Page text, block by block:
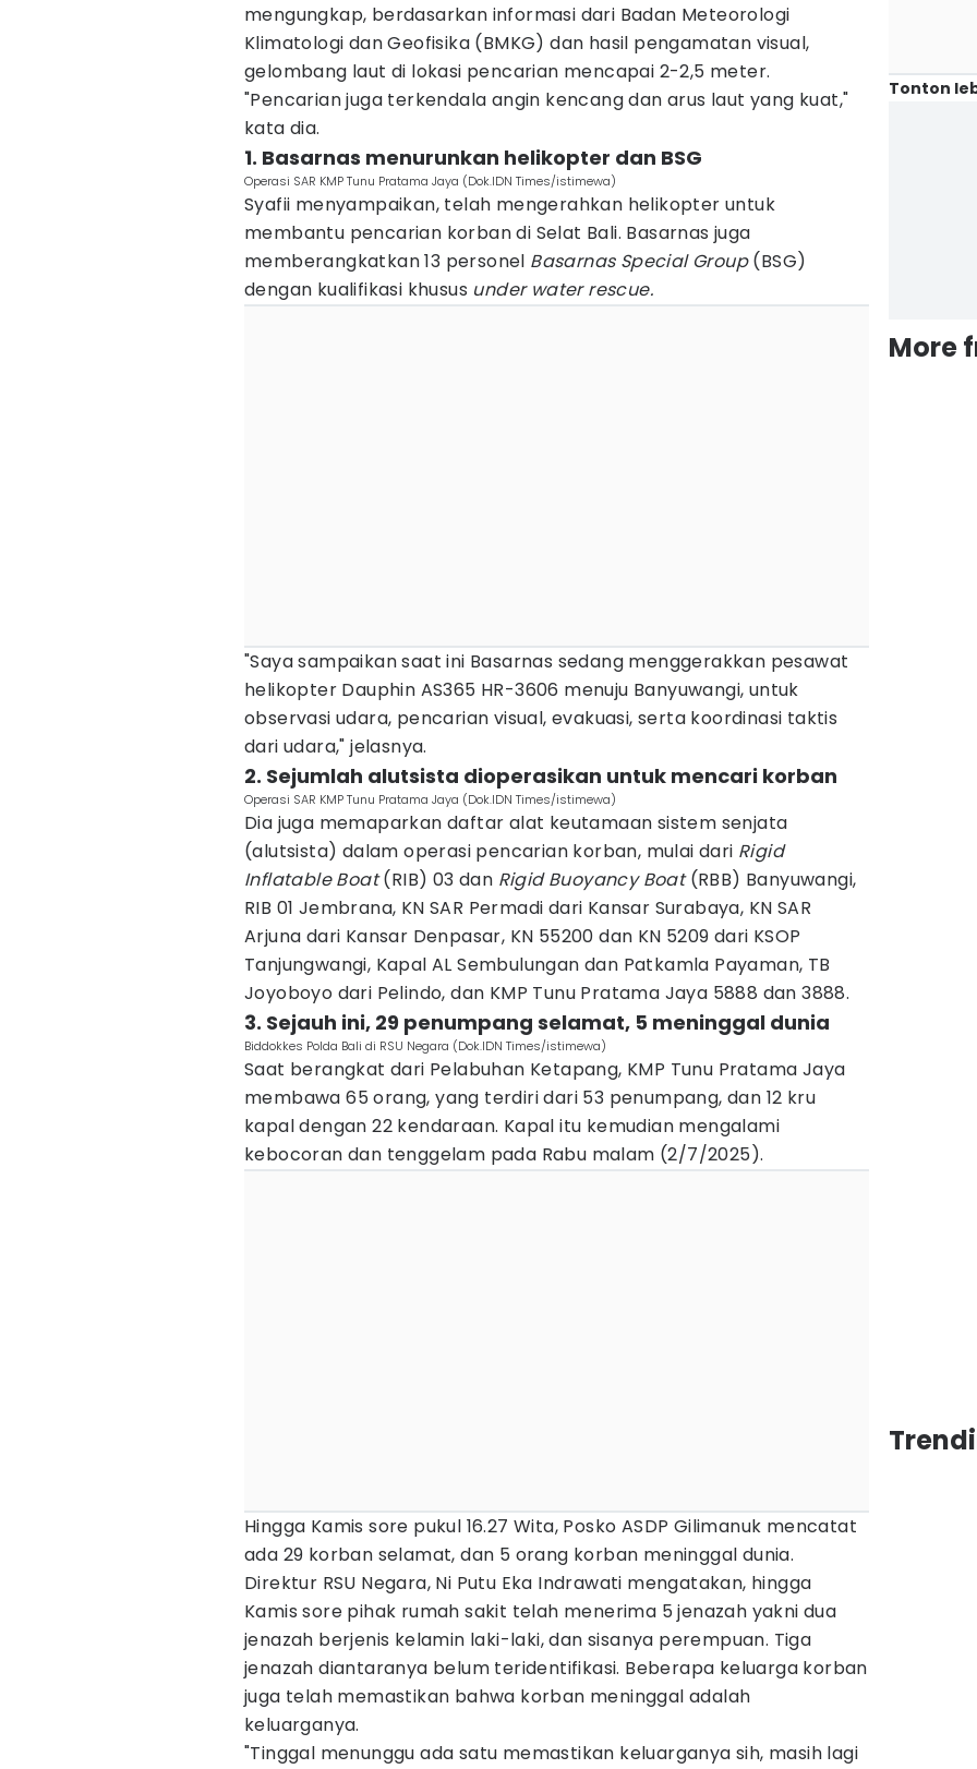
mengungkap, berdasarkan informasi dari Badan Meteorologi
Klimatologi dan Geofisika (BMKG) dan hasil pengamatan visual,
gelombang laut di lokasi pencarian mencapai 2-2,5 meter.
"Pencarian juga terkendala angin kencang dan arus laut yang kuat,"
kata dia.
1. Basarnas menurunkan helikopter dan BSG
Operasi SAR KMP Tunu Pratama Jaya (Dok.IDN Times/istimewa)
Syafii menyampaikan, telah mengerahkan helikopter untuk
membantu pencarian korban di Selat Bali. Basarnas juga
memberangkatkan 13 personel Basarnas Special Group(BSG)
dengan kualifikasi khusus under water rescue.
"Saya sampaikan saat ini Basarnas sedang menggerakkan pesawat
helikopter Dauphin AS365 HR-3606 menuju Banyuwangi, untuk
observasi udara, pencarian visual, evakuasi, serta koordinasi taktis
dari udara," jelasnya.
2. Sejumlah alutsista dioperasikan untuk mencari korban
Operasi SAR KMP Tunu Pratama Jaya (Dok.IDN Times/istimewa)
Dia juga memaparkan daftar alat keutamaan sistem senjata
(alutsista) dalam operasi pencarian korban, mulai dari Rigid
Inflatable Boat(RIB) 03 dan Rigid Buoyancy Boat(RBB) Banyuwangi,
RIB 01 Jembrana, KN SAR Permadi dari Kansar Surabaya, KN SAR
Arjuna dari Kansar Denpasar, KN 55200 dan KN 5209 dari KSOP
Tanjungwangi, Kapal AL Sembulungan dan Patkamla Payaman, TB
Joyoboyo dari Pelindo, dan KMP Tunu Pratama Jaya 5888 dan 3888.
3. Sejauh ini, 29 penumpang selamat, 5 meninggal dunia
Biddokkes Polda Bali di RSU Negara (Dok.IDN Times/istimewa)
Saat berangkat dari Pelabuhan Ketapang, KMP Tunu Pratama Jaya
membawa 65 orang, yang terdiri dari 53 penumpang, dan 12 kru
kapal dengan 22 kendaraan. Kapal itu kemudian mengalami
kebocoran dan tenggelam pada Rabu malam (2/7/2025).
Hingga Kamis sore pukul 16.27 Wita, Posko ASDP Gilimanuk mencatat
ada 29 korban selamat, dan 5 orang korban meninggal dunia.
Direktur RSU Negara, Ni Putu Eka Indrawati mengatakan, hingga
Kamis sore pihak rumah sakit telah menerima 5 jenazah yakni dua
jenazah berjenis kelamin laki-laki, dan sisanya perempuan. Tiga
jenazah diantaranya belum teridentifikasi. Beberapa keluarga korban
juga telah memastikan bahwa korban meninggal adalah
keluarganya.
"Tinggal menunggu ada satu memastikan keluarganya sih, masih lagi
Tonton
More